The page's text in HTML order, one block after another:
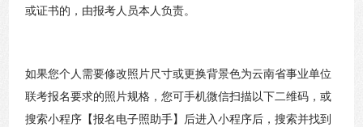
或证书的，由报考人员本人负责。
如果您个人需要修改照片尺寸或更换背景色为云南省事业单位
联考报名要求的照片规格，您可手机微信扫描以下二维码，或
搜索小程序【报名电子照助手】后进入小程序后，搜索并找到